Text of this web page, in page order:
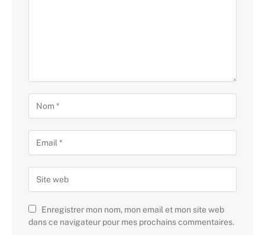
Enregistrer mon nom, mon email et mon site web
dans ce navigateur pour mes prochains commentaires.